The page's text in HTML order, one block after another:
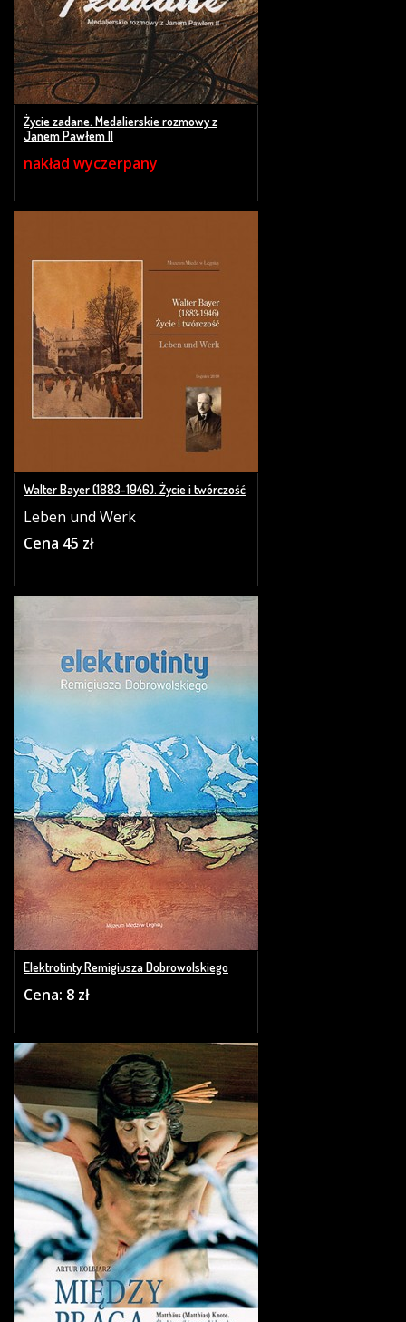
Życie zadane. Medalierskie rozmowy z
Janem Pawłem II
nakład wyczerpany
Walter Bayer (1883-1946). Życie i twórczość
Leben und Werk
Cena 45 zł
Elektrotinty Remigiusza Dobrowolskiego
Cena: 8 zł